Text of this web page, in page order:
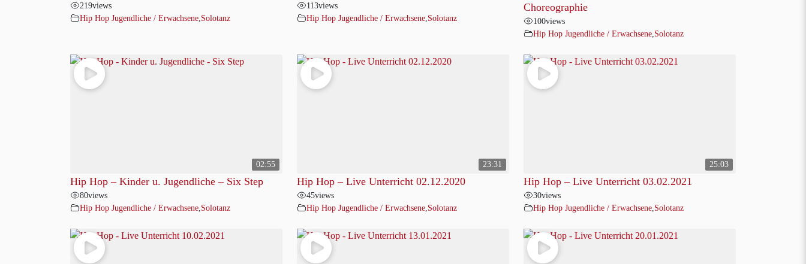
219views
Hip Hop Jugendliche / Erwachsene Solotanz
113views
Hip Hop Jugendliche / Erwachsene, Solotanz
Choreographie
100views
Hip Hop Jugendliche / Erwachsene, Solotanz
02:55
Hip Hop – Kinder u. Jugendliche – Six Step
80views
Hip Hop Jugendliche / Erwachsene Solotanz
23:31
Hip Hop – Live Unterricht 02.12.2020
45views
Hip Hop Jugendliche / Erwachsene, Solotanz
25:03
Hip Hop – Live Unterricht 03.02.2021
30views
Hip Hop Jugendliche / Erwachsene, Solotanz